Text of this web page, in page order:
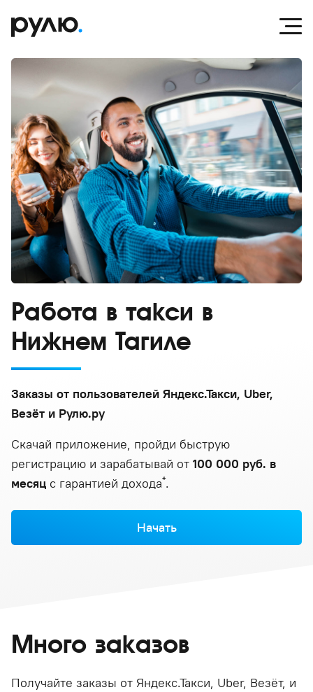
Работа в такси в
Нижнем Тагиле
Заказы от пользователей Яндекс.Такси, Uber,
Везёт и Рулю.ру
Скачай приложение, пройди быструю
регистрацию и зарабатывай от 100 000 руб. в
месяц с гарантией дохода*.
Начать
Много заказов
Получайте заказы от Яндекс.Такси, Uber, Везёт, и